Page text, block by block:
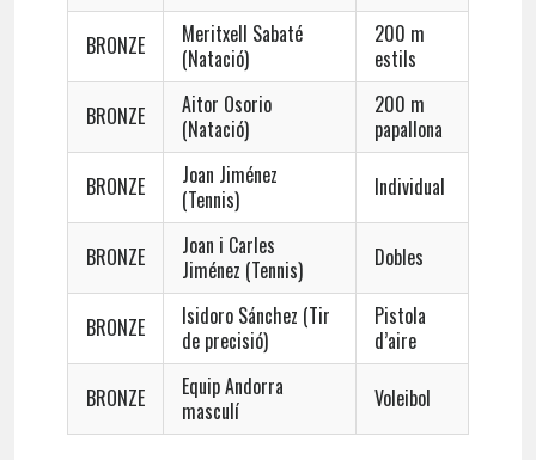
BRONZE
Meritxell Sabaté
(Natació)
200 m
estils
BRONZE
Aitor Osorio
(Natació)
200 m
papallona
BRONZE
Joan Jiménez
(Tennis)
Individual
BRONZE
Joan i Carles
Jiménez (Tennis)
Dobles
BRONZE
Isidoro Sánchez (Tir
de precisió)
Pistola
d’aire
BRONZE
Equip Andorra
masculí
Voleibol